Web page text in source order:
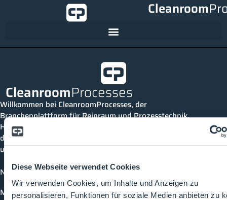
Diese Webseite verwendet Cookies
Wir verwenden Cookies, um Inhalte und Anzeigen zu
personalisieren, Funktionen für soziale Medien anbieten zu
Cleanroom
CleanroomProcesses
Willkommen bei CleanroomProcesses, der
Branchenplattform für Reinraum und Prozesstechnik.
Hier bleibst du immer auf dem neuesten Stand, kannst
dich mit anderen verknüpfen und alle relevanten Themen
und Events der Branche entdecken.
News
Mediathek